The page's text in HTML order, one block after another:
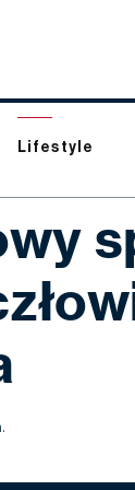
Lifestyle